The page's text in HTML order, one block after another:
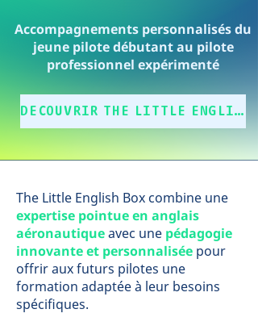
Accompagnements personnalisés du
jeune pilote débutant au pilote
professionnel expérimenté
DECOUVRIR THE LITTLE ENGLISH BOX
The Little English Box combine une
expertise pointue en anglais
aéronautiqueavec une pédagogie
innovante et personnalisée pour
offrir aux futurs pilotes une
formation adaptée à leur besoins
spécifiques.